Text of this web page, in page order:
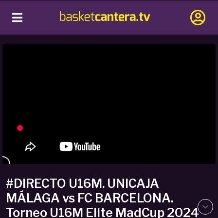
#DIRECTO U16M. UNICAJA
MÁLAGA vs FC BARCELONA.
Torneo U16M Elite MadCup 2024